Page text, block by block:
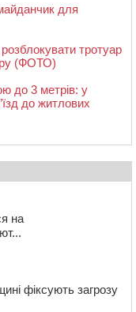
для
тротуар
(ФОТО)
до 3 метрів: у
до житлових
на
фіксують загрозу